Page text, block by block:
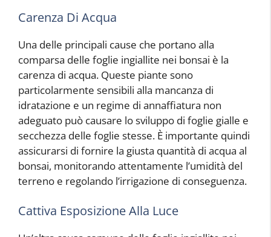
Carenza Di Acqua
Una delle principali cause che portano alla
comparsa delle foglie ingiallite nei bonsai è la
carenza di acqua. Queste piante sono
particolarmente sensibili alla mancanza di
idratazione e un regime di annaffiatura non
adeguato può causare lo sviluppo di foglie gialle e
secchezza delle foglie stesse. È importante quindi
assicurarsi di fornire la giusta quantità di acqua al
bonsai, monitorando attentamente l’umidità del
terreno e regolando l’irrigazione di conseguenza.
Cattiva Esposizione Alla Luce